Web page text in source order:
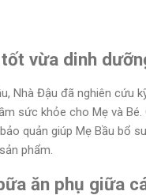
vừa dinh
Nhà Đậu đã nghiên
sức khỏe cho Mẹ và
quản giúp Mẹ Bầu bổ
phẩm.
ăn phụ giữa